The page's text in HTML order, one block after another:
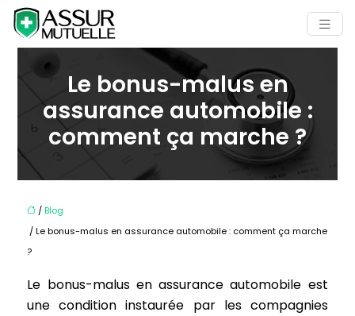
Le bonus-malus en
assurance automobile :
comment ça marche ?
/Blog
/ Le bonus-malus en assurance automobile : comment ça marche
?
Le bonus-malus en assurance automobile est
une condition instaurée par les compagnies